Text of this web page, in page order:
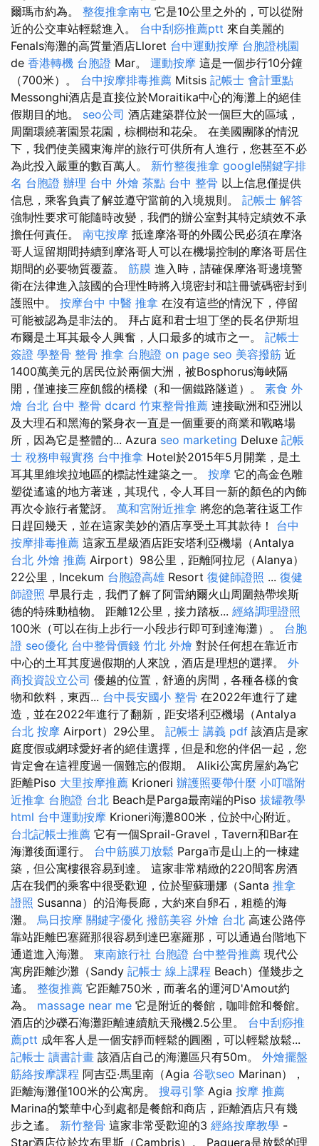
爾瑪市約為。 整復推拿南屯 它是10公里之外的，可以從附
近的公交車站輕鬆進入。 台中刮痧推薦ptt 來自美麗的
Fenals海灘的高質量酒店Lloret 台中運動按摩 台胞證桃園
de 香港轉機 台胞證 Mar。 運動按摩 這是一個步行10分鐘
（700米）。 台中按摩排毒推薦 Mitsis 記帳士 會計重點
Messonghi酒店是直接位於Moraitika中心的海灘上的絕佳
假期目的地。 seo公司 酒店建築群位於一個巨大的區域，
周圍環繞著園景花園，棕櫚樹和花朵。 在美國團隊的情況
下，我們使美國東海岸的旅行可供所有人進行，您甚至不必
為此投入嚴重的數百萬人。 新竹整復推拿 google關鍵字排
名 台胞證 辦理 台中 外燴 茶點 台中 整骨 以上信息僅提供
信息，乘客負責了解並遵守當前的入境規則。 記帳士 解答
強制性要求可能隨時改變，我們的辦公室對其特定績效不承
擔任何責任。 南屯按摩 抵達摩洛哥的外國公民必須在摩洛
哥人逗留期間持續到摩洛哥人可以在機場控制的摩洛哥居住
期間的必要物質覆蓋。 筋膜 進入時，請確保摩洛哥邊境警
衛在法律進入該國的合理性時將入境密封和註冊號碼密封到
護照中。 按摩台中 中醫 推拿 在沒有這些的情況下，停留
可能被認為是非法的。 拜占庭和君士坦丁堡的長名伊斯坦
布爾是土耳其最令人興奮，人口最多的城市之一。 記帳士
簽證 學整骨 整骨 推拿 台胞證 on page seo 美容撥筋 近
1400萬美元的居民位於兩個大洲，被Bosphorus海峽隔
開，僅連接三座飢餓的橋樑（和一個鐵路隧道）。 素食 外
燴 台北 台中 整骨 dcard 竹東整骨推薦 連接歐洲和亞洲以
及大理石和黑海的緊身衣一直是一個重要的商業和戰略場
所，因為它是整體的... Azura seo marketing Deluxe 記帳
士 稅務申報實務 台中推拿 Hotel於2015年5月開業，是土
耳其里維埃拉地區的標誌性建築之一。 按摩 它的高金色雕
塑從遙遠的地方著迷，其現代，令人耳目一新的顏色的內飾
再次令旅行者驚訝。 萬和宮附近推拿 將您的急著往返工作
日趕回幾天，並在這家美妙的酒店享受土耳其款待！ 台中
按摩排毒推薦 這家五星級酒店距安塔利亞機場（Antalya
台北 外燴 推薦 Airport）98公里，距離阿拉尼（Alanya）
22公里，Incekum 台胞證高雄 Resort 復健師證照 ... 復健
師證照 早晨行走，我們了解了阿雷納爾火山周圍熱帶埃斯
德的特殊動植物。 距離12公里，接力踏板... 經絡調理證照
100米（可以在街上步行一小段步行即可到達海灘）。 台胞
證 seo優化 台中整骨價錢 竹北 外燴 對於任何想在靠近市
中心的土耳其度過假期的人來說，酒店是理想的選擇。 外
商投資設立公司 優越的位置，舒適的房間，各種各樣的食
物和飲料，東西... 台中長安國小 整骨 在2022年進行了建
造，並在2022年進行了翻新，距安塔利亞機場（Antalya
台北 按摩 Airport）29公里。 記帳士 講義 pdf 該酒店是家
庭度假或網球愛好者的絕佳選擇，但是和您的伴侶一起，您
肯定會在這裡度過一個難忘的假期。 Aliki公寓房屋約為它
距離Piso 大里按摩推薦 Krioneri 辦護照要帶什麼 小叮噹附
近推拿 台胞證 台北 Beach是Parga最南端的Piso 拔罐教學
html 台中運動按摩 Krioneri海灘800米，位於中心附近。
台北記帳士推薦 它有一個Sprail-Gravel，Tavern和Bar在
海灘後面運行。 台中筋膜刀放鬆 Parga市是山上的一棟建
築，但公寓樓很容易到達。 這家非常精緻的220間客房酒
店在我們的乘客中很受歡迎，位於聖蘇珊娜（Santa 推拿
證照 Susanna）的沿海長廊，大約來自卵石，粗糙的海
灘。 烏日按摩 關鍵字優化 撥筋美容 外燴 台北 高速公路停
靠站距離巴塞羅那很容易到達巴塞羅那，可以通過台階地下
通道進入海灘。 東南旅行社 台胞證 台中整骨推薦 現代公
寓房距離沙灘（Sandy 記帳士 線上課程 Beach）僅幾步之
遙。 整復推薦 它距離750米，而著名的運河D'Amout約
為。 massage near me 它是附近的餐館，咖啡館和餐館。
酒店的沙礫石海灘距離連續航天飛機2.5公里。 台中刮痧推
薦ptt 成年客人是一個安靜而輕鬆的圓圈，可以輕鬆放鬆...
記帳士 讀書計畫 該酒店自己的海灘區只有50m。 外燴擺盤
筋絡按摩課程 阿吉亞·馬里南（Agia 谷歌seo Marinan），
距離海灘僅100米的公寓房。 搜尋引擎 Agia 按摩 推薦
Marina的繁華中心到處都是餐館和商店，距離酒店只有幾
步之遙。 新竹整骨 這家非常受歡迎的3 經絡按摩教學 -
Star酒店位於坎布里斯（Cambris）。 Paguera是放鬆的理